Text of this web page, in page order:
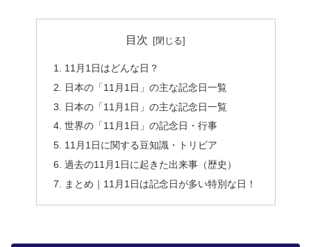
目次
11月1日はどんな日？
日本の「11月1日」の主な記念日一覧
日本の「11月1日」の主な記念日一覧
世界の「11月1日」の記念日・行事
11月1日に関する豆知識・トリビア
過去の11月1日に起きた出来事（歴史）
まとめ｜11月1日は記念日が多い特別な日！